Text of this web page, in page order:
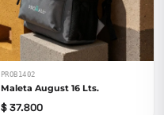
PROB1402
Maleta August 16 Lts.
$ 37.800